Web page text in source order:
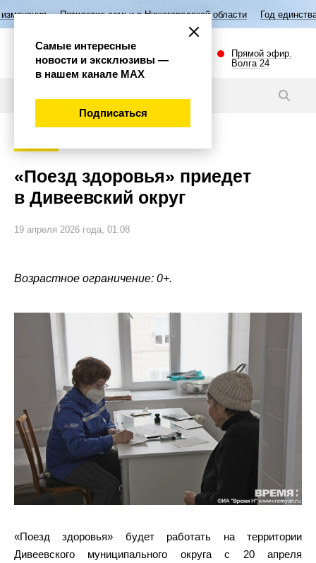
семьи в Нижегородской области Год единства народов России
Прямой эфир.
Волга 24
«Поезд здоровья» приедет
в Дивеевский округ
19 апреля 2026 года, 01:08
Возрастное ограничение: 0+.
«Поезд здоровья» будет работать на территории
Дивеевского муниципального округа с 20 апреля
Самые интересные
новости и эксклюзивы —
в нашем канале МАХ
Подписаться